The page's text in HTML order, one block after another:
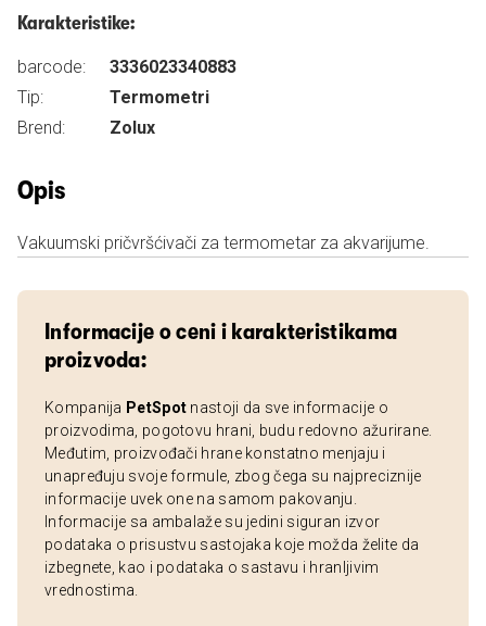
Karakteristike:
barcode:
3336023340883
Tip:
Termometri
Brend:
Zolux
Opis
Vakuumski pričvršćivači za termometar za akvarijume.
Informacije o ceni i karakteristikama
proizvoda:
Kompanija PetSpot nastoji da sve informacije o
proizvodima, pogotovu hrani, budu redovno ažurirane.
Međutim, proizvođači hrane konstatno menjaju i
unapređuju svoje formule, zbog čega su najpreciznije
informacije uvek one na samom pakovanju.
Informacije sa ambalaže su jedini siguran izvor
podataka o prisustvu sastojaka koje možda želite da
izbegnete, kao i podataka o sastavu i hranljivim
vrednostima.